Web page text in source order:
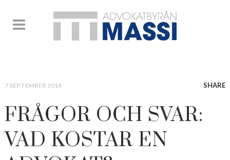
7 SEPTEMBER 2014 SHARE
FRÅGOR OCH SVAR:
VAD KOSTAR EN